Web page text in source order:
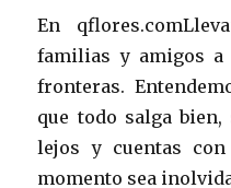
En
familias y amigos a
fronteras.
que todo salga bien,
lejos y cuentas
momento sea